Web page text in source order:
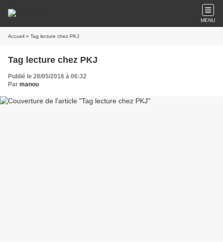
MENU
Accueil » Tag lecture chez PKJ
Tag lecture chez PKJ
Publié le 28/05/2016 à 06:32
Par manou